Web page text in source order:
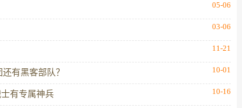
05-06
03-06
11-21
10-01
有黑客部队？
10-16
有专属神兵